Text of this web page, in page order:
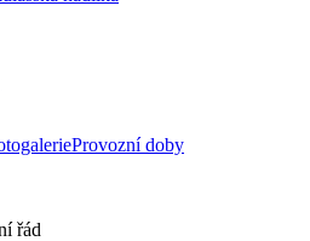
Provozní doby
řád